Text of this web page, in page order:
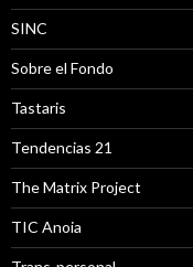
SINC
Sobre el Fondo
Tastaris
Tendencias 21
The Matrix Project
TIC Anoia